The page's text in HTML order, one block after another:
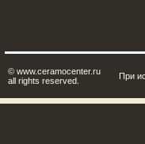
© www.ceramocenter.ru
all rights reserved.
При